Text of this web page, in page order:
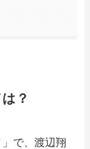
？
で、渡辺翔